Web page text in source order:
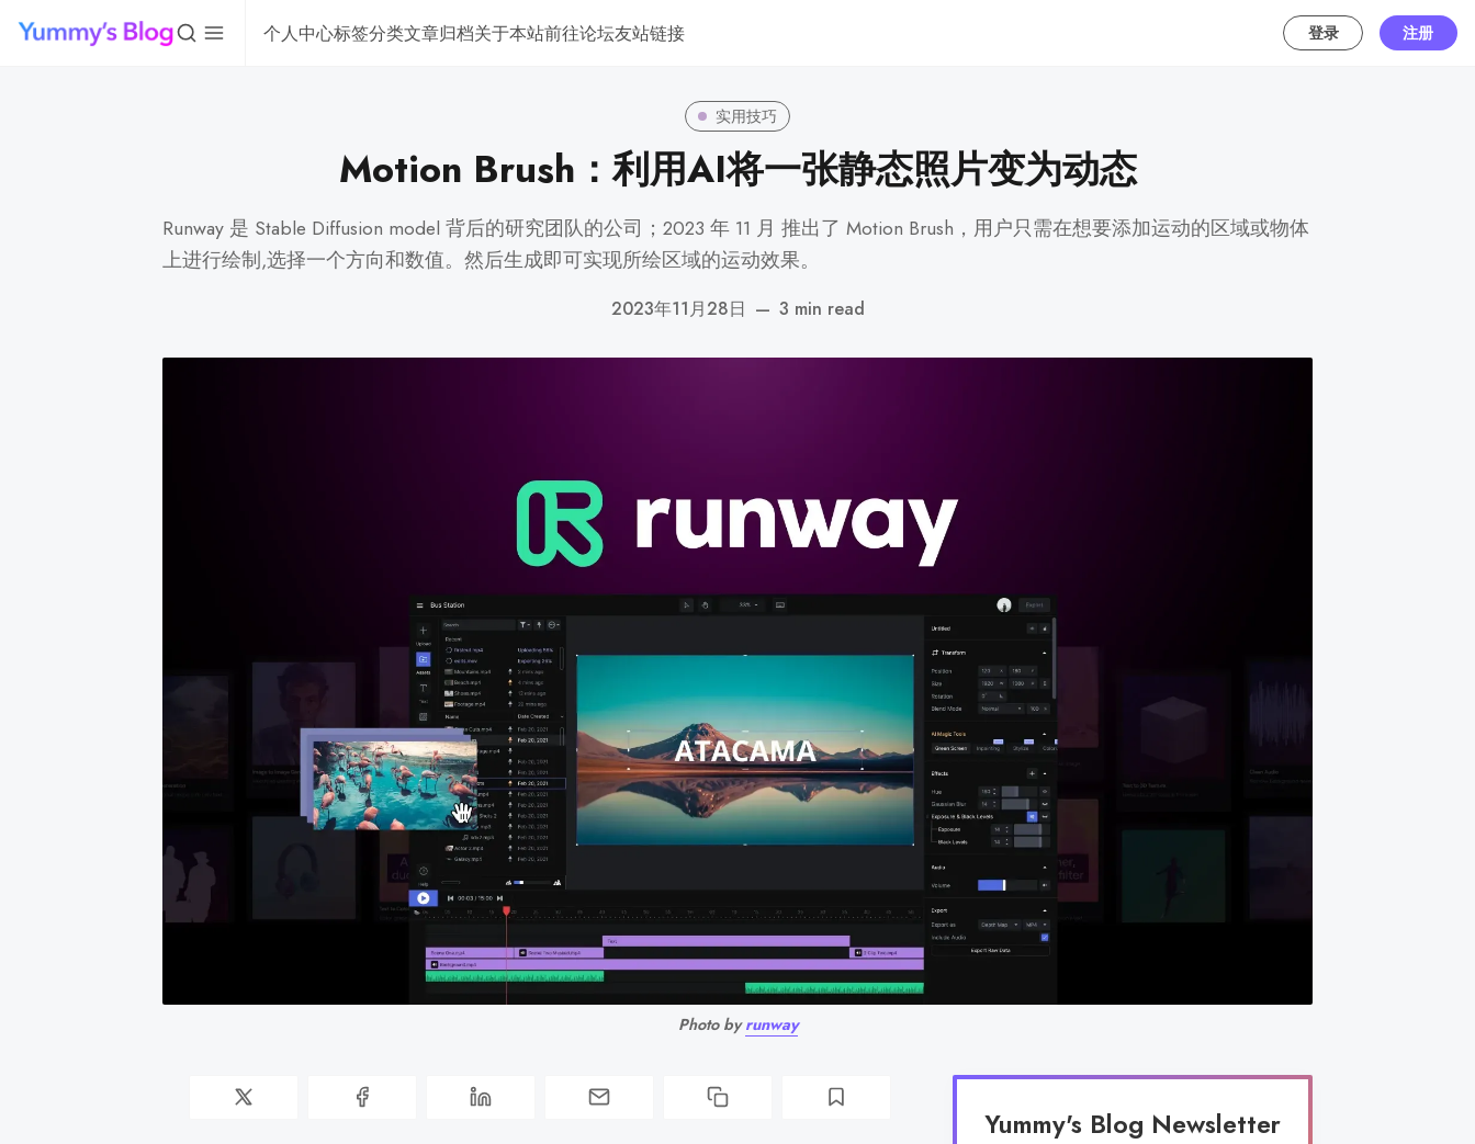
个人中心标签分类文章归档关于本站前往论坛友站链接 登录 注册
实用技巧
Motion Brush：利用AI将一张静态照片变为动态
Runway 是 Stable Diffusion model 背后的研究团队的公司；2023 年 11 月 推出了 Motion Brush，用户只需在想要添加运动的区域或物体
上进行绘制,选择一个方向和数值。然后生成即可实现所绘区域的运动效果。
2023年11月28日 — 3 min read
Photo byrunway
Yummy's Blog Newsletter